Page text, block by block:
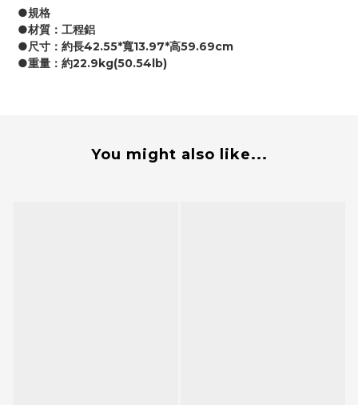
●規格
●材質：工程鋁
●尺寸：約長42.55*寬13.97*高59.69cm
●重量：約22.9kg(50.54lb)
You might also like...